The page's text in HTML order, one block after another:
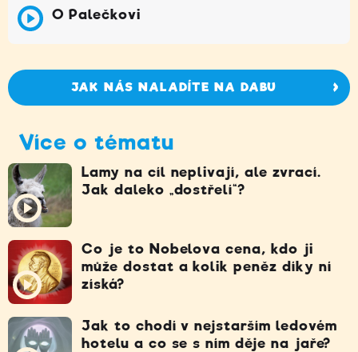
O Palečkovi
JAK NÁS NALADÍTE NA DABU
Více o tématu
Lamy na cíl neplivají, ale zvrací.
Jak daleko „dostřelí“?
Co je to Nobelova cena, kdo ji
může dostat a kolik peněz díky ní
získá?
Jak to chodí v nejstarším ledovém
hotelu a co se s ním děje na jaře?